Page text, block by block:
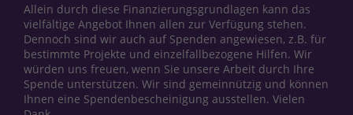
Allein durch diese Finanzierungsgrundlagen kann das
vielfältige Angebot Ihnen allen zur Verfügung stehen.
Dennoch sind wir auch auf Spenden angewiesen, z.B. für
bestimmte Projekte und einzelfallbezogene Hilfen. Wir
würden uns freuen, wenn Sie unsere Arbeit durch Ihre
Spende unterstützen. Wir sind gemeinnützig und können
Ihnen eine Spendenbescheinigung ausstellen. Vielen